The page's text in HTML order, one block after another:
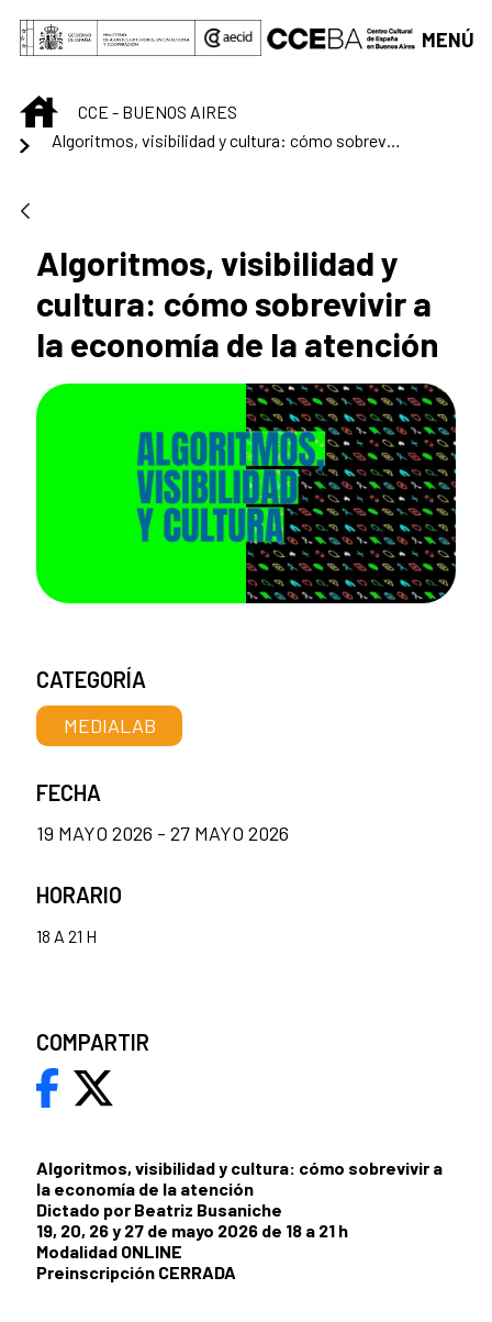
Saltar al contenido principal
MENÚ
INICIOCCE - BUENOS AIRES
Algoritmos, visibilidad y cultura: cómo sobrevivir a la economía de la atención
Algoritmos, visibilidad y
cultura: cómo sobrevivir a
la economía de la atención
Algoritmos, visibilidad y cultura: cómo sobrevivir a
la economía de la atención
Dictado por Beatriz Busaniche
19, 20, 26 y 27 de mayo 2026 de 18 a 21 h
Modalidad ONLINE
Preinscripción CERRADA
CATEGORÍA
MEDIALAB
FECHA
19 MAYO 2026 - 27 MAYO 2026
HORARIO
18 A 21 H
COMPARTIR